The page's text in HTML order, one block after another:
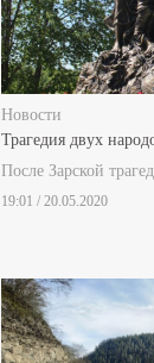
Новости
Трагедия двух
После Зарской
19:01 / 20.05.2020